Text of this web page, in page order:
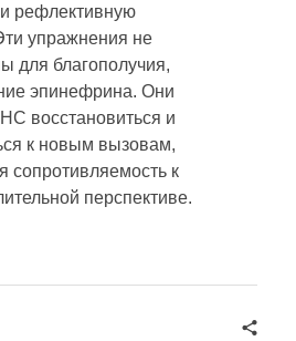
рефлективную
упражнения не
для благополучия,
эпинефрина. Они
восстановиться и
к новым вызовам,
сопротивляемость к
перспективе.